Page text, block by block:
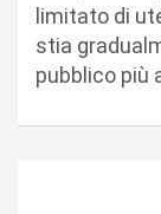
limitato di
stia
pubblico più